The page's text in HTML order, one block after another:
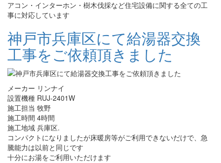
アコン・インターホン・樹木伐採など住宅設備に関する全ての工
事に対応しています
神戸市兵庫区にて給湯器交換
工事をご依頼頂きました
メーカー リンナイ
設置機種 RUJ-2401W
施工担当 牧野
施工時間 4時間
施工地域 兵庫区.
コンパクトになりましたが床暖房等がご利用できないだけで、急
騰能力は以前と同じです
十分にお湯をご利用いただけます